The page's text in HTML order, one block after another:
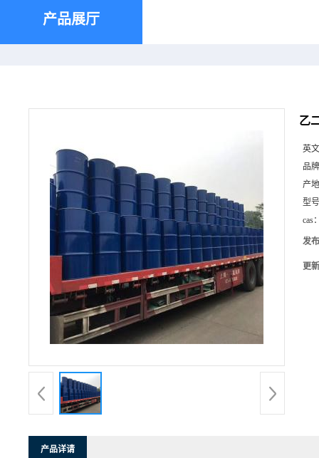
产品展厅
乙
英
品
产
型
cas
发
更
产品详请